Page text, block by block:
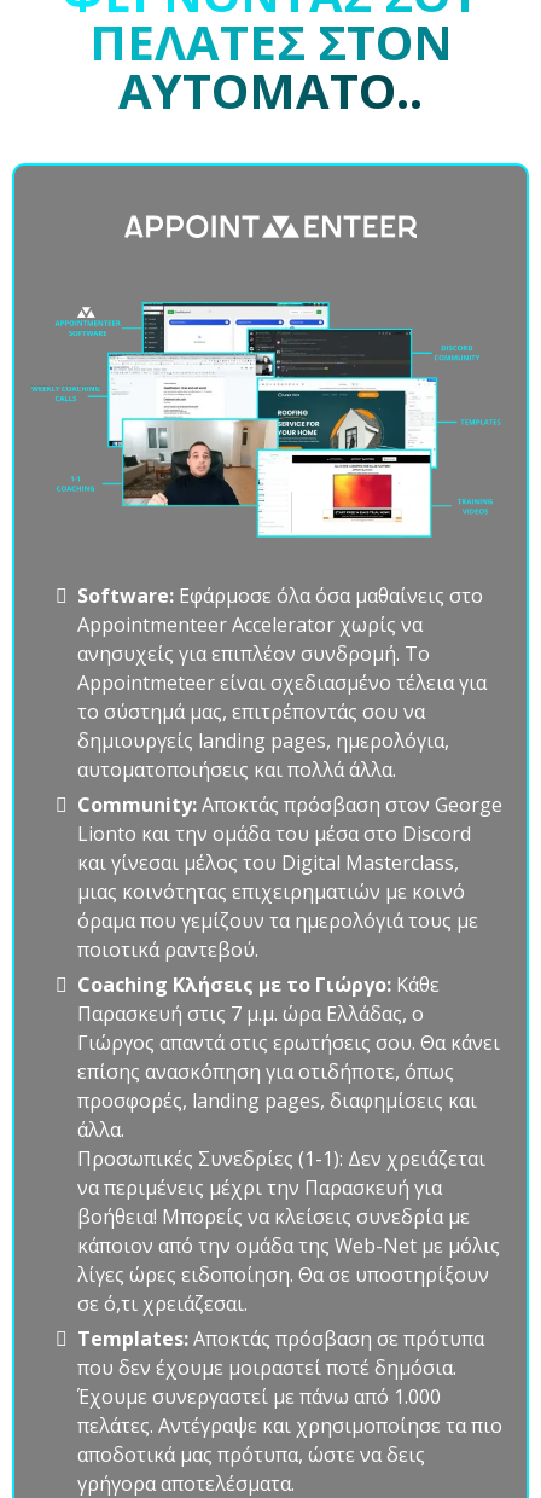
ΠΕΛΑΤΕΣ ΣΤΟΝ
ΑΥΤΟΜΑΤΟ..
Software: Εφάρμοσε όλα όσα μαθαίνεις στο
Appointmenteer Accelerator χωρίς να
ανησυχείς για επιπλέον συνδρομή. Το
Appointmeteer είναι σχεδιασμένο τέλεια για
το σύστημά μας, επιτρέποντάς σου να
δημιουργείς landing pages, ημερολόγια,
αυτοματοποιήσεις και πολλά άλλα.
Community:Αποκτάς πρόσβαση στον George
Lionto και την ομάδα του μέσα στο Discord
και γίνεσαι μέλος του Digital Masterclass,
μιας κοινότητας επιχειρηματιών με κοινό
όραμα που γεμίζουν τα ημερολόγιά τους με
ποιοτικά ραντεβού.
Coaching Κλήσεις με το Γιώργο: Κάθε
Παρασκευή στις 7 μ.μ. ώρα Ελλάδας, ο
Γιώργος απαντά στις ερωτήσεις σου. Θα κάνει
επίσης ανασκόπηση για οτιδήποτε, όπως
προσφορές, landing pages, διαφημίσεις και
άλλα.
Προσωπικές Συνεδρίες (1-1): Δεν χρειάζεται
να περιμένεις μέχρι την Παρασκευή για
βοήθεια! Μπορείς να κλείσεις συνεδρία με
κάποιον από την ομάδα της Web-Net με μόλις
λίγες ώρες ειδοποίηση. Θα σε υποστηρίξουν
σε ό,τι χρειάζεσαι.
Templates:Αποκτάς πρόσβαση σε πρότυπα
που δεν έχουμε μοιραστεί ποτέ δημόσια.
Έχουμε συνεργαστεί με πάνω από 1.000
πελάτες. Αντέγραψε και χρησιμοποίησε τα πιο
αποδοτικά μας πρότυπα, ώστε να δεις
γρήγορα αποτελέσματα.